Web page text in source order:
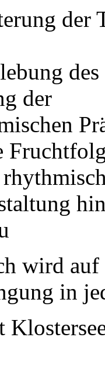
der
der
wird
in